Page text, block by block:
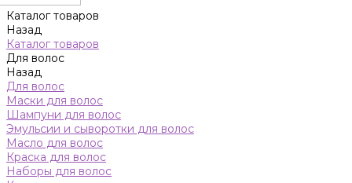
Каталог товаров
Назад
Каталог товаров
Для волос
Назад
Для волос
Маски для волос
Шампуни для волос
Эмульсии и сыворотки для волос
Масло для волос
Краска для волос
Наборы для волос